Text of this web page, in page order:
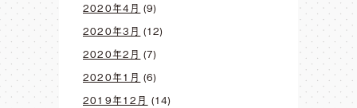
2020年4月 (9)
2020年3月 (12)
2020年2月 (7)
2020年1月 (6)
2019年12月 (14)